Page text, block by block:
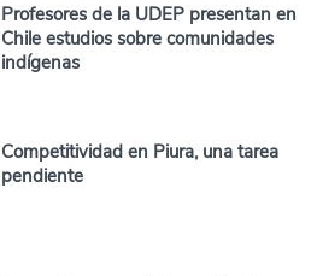
Profesores de la UDEP presentan en
Chile estudios sobre comunidades
indígenas
Competitividad en Piura, una tarea
pendiente